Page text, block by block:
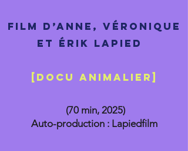
Film d’Anne, Véronique
et Érik Lapied
[docu Animalier]
(70 min, 2025)
Auto-production : ​Lapiedfilm